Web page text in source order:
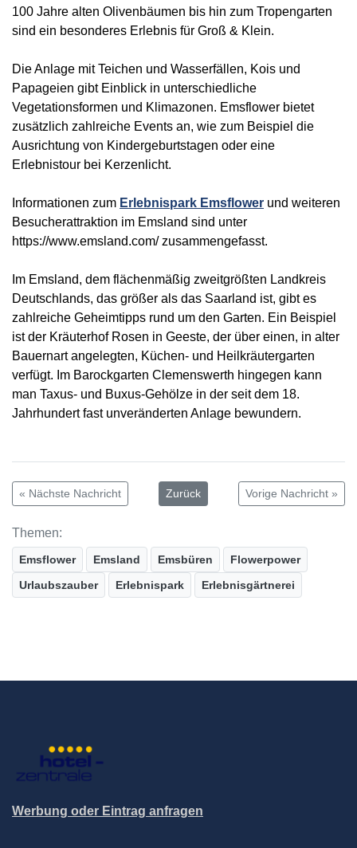
100 Jahre alten Olivenbäumen bis hin zum Tropengarten
sind ein besonderes Erlebnis für Groß & Klein.
Die Anlage mit Teichen und Wasserfällen, Kois und
Papageien gibt Einblick in unterschiedliche
Vegetationsformen und Klimazonen. Emsflower bietet
zusätzlich zahlreiche Events an, wie zum Beispiel die
Ausrichtung von Kindergeburtstagen oder eine
Erlebnistour bei Kerzenlicht.
Informationen zum Erlebnispark Emsflower und weiteren
Besucherattraktion im Emsland sind unter
https://www.emsland.com/ zusammengefasst.
Im Emsland, dem flächenmäßig zweitgrößten Landkreis
Deutschlands, das größer als das Saarland ist, gibt es
zahlreiche Geheimtipps rund um den Garten. Ein Beispiel
ist der Kräuterhof Rosen in Geeste, der über einen, in alter
Bauernart angelegten, Küchen- und Heilkräutergarten
verfügt. Im Barockgarten Clemenswerth hingegen kann
man Taxus- und Buxus-Gehölze in der seit dem 18.
Jahrhundert fast unveränderten Anlage bewundern.
« Nächste Nachricht Zurück Vorige Nachricht »
Themen:
Emsflower Emsland Emsbüren
Flowerpower
Urlaubszauber
Erlebnispark Erlebnisgärtnerei
Werbung oder Eintrag anfragen